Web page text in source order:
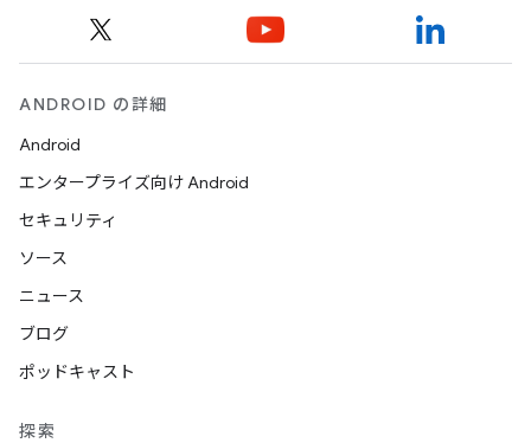
ANDROID の詳細
Android
エンタープライズ向け Android
セキュリティ
ソース
ニュース
ブログ
ポッドキャスト
探索